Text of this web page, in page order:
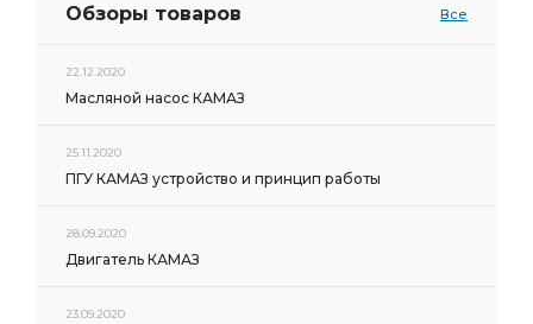
Обзоры товаров Все
22.12.2020
Масляной насос КАМАЗ
25.11.2020
ПГУ КАМАЗ устройство и принцип работы
28.09.2020
Двигатель КАМАЗ
23.09.2020